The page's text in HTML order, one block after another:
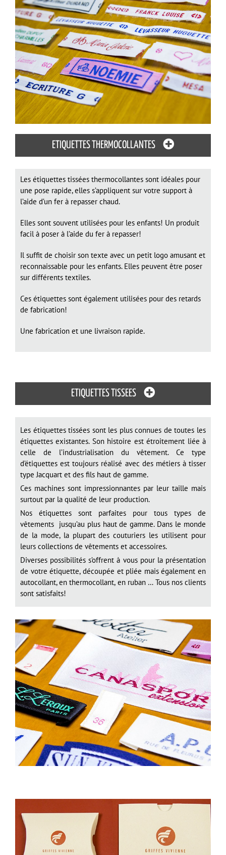
ETIQUETTES THERMOCOLLANTES
Les étiquettes tissées thermocollantes sont idéales pour
une pose rapide, elles s’appliquent sur votre support à
l’aide d’un fer à repasser chaud.
Elles sont souvent utilisées pour les enfants! Un produit
facil à poser à l’aide du fer à repasser!
Il suffit de choisir son texte avec un petit logo amusant et
reconnaissable pour les enfants. Elles peuvent être poser
sur différents textiles.
Ces étiquettes sont également utilisées pour des retards
de fabrication!
Une fabrication et une livraison rapide.
ETIQUETTES TISSEES
Les étiquettes tissées sont les plus connues de toutes les
étiquettes existantes. Son histoire est étroitement liée à
celle de l’industrialisation du vêtement. Ce type
d’étiquettes est toujours réalisé avec des métiers à tisser
type Jacquart et des fils haut de gamme.
Ces machines sont impressionnantes par leur taille mais
surtout par la qualité de leur production.
Nos étiquettes sont parfaites pour tous types de
vêtements jusqu’au plus haut de gamme. Dans le monde
de la mode, la plupart des couturiers les utilisent pour
leurs collections de vêtements et accessoires.
Diverses possibilités s’offrent à vous pour la présentation
de votre étiquette, découpée et pliée mais également en
autocollant, en thermocollant, en ruban … Tous nos clients
sont satisfaits!